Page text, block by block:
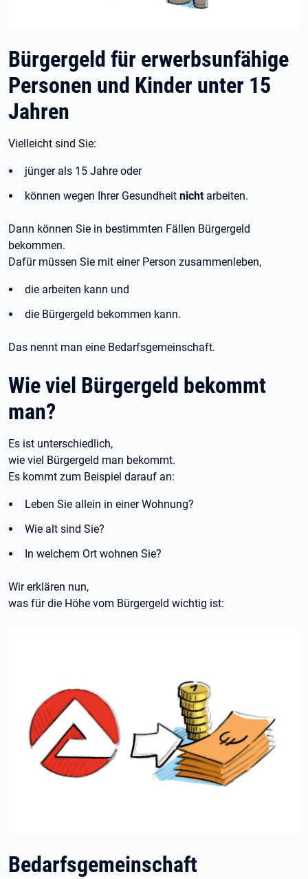
Bürgergeld für erwerbsunfähige
Personen und Kinder unter 15
Jahren
Vielleicht sind Sie:
jünger als 15 Jahre oder
können wegen Ihrer Gesundheit nicht arbeiten.
Dann können Sie in bestimmten Fällen Bürgergeld
bekommen.
Dafür müssen Sie mit einer Person zusammenleben,
die arbeiten kann und
die Bürgergeld bekommen kann.
Das nennt man eine Bedarfsgemeinschaft.
Wie viel Bürgergeld bekommt
man?
Es ist unterschiedlich,
wie viel Bürgergeld man bekommt.
Es kommt zum Beispiel darauf an:
Leben Sie allein in einer Wohnung?
Wie alt sind Sie?
In welchem Ort wohnen Sie?
Wir erklären nun,
was für die Höhe vom Bürgergeld wichtig ist:
Bedarfsgemeinschaft